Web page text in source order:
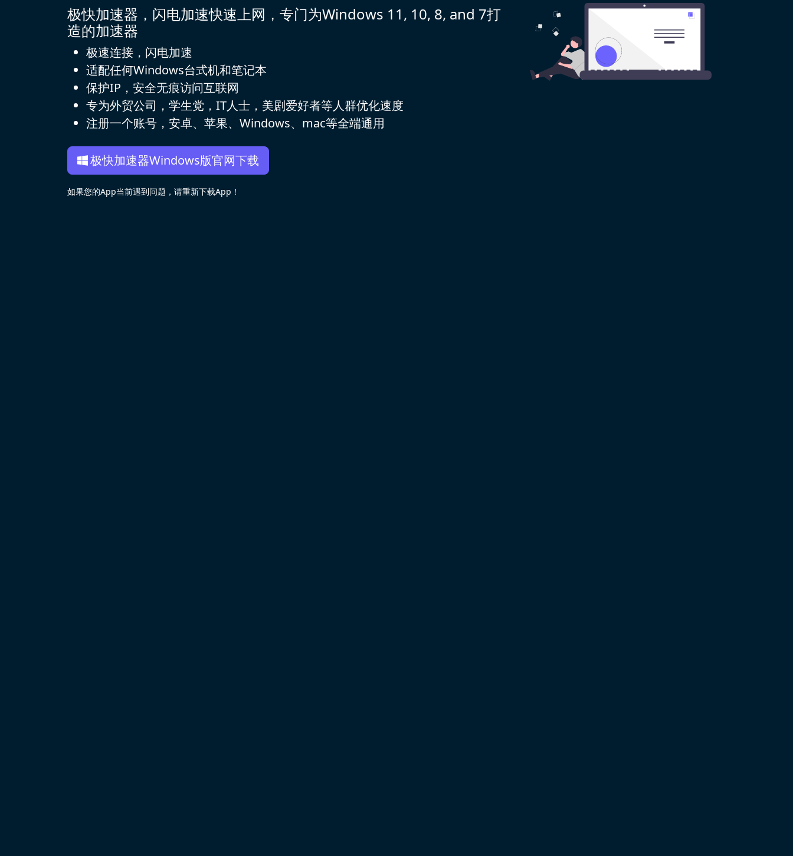
极快加速器，闪电加速快速上网，专门为Windows 11, 10, 8, and 7打
造的加速器
极速连接，闪电加速
适配任何Windows台式机和笔记本
保护IP，安全无痕访问互联网
专为外贸公司，学生党，IT人士，美剧爱好者等人群优化速度
注册一个账号，安卓、苹果、Windows、mac等全端通用
极快加速器Windows版官网下载
如果您的App当前遇到问题，请重新下载App！